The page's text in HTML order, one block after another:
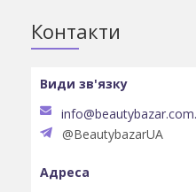
Контакти
@BeautybazarUA